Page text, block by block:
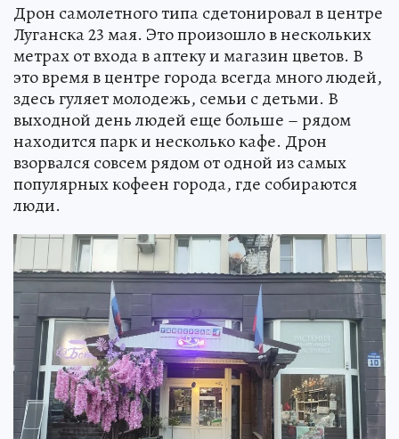
Дрон самолетного типа сдетонировал в центре
Луганска 23 мая. Это произошло в нескольких
метрах от входа в аптеку и магазин цветов. В
это время в центре города всегда много людей,
здесь гуляет молодежь, семьи с детьми. В
выходной день людей еще больше – рядом
находится парк и несколько кафе. Дрон
взорвался совсем рядом от одной из самых
популярных кофеен города, где собираются
люди.